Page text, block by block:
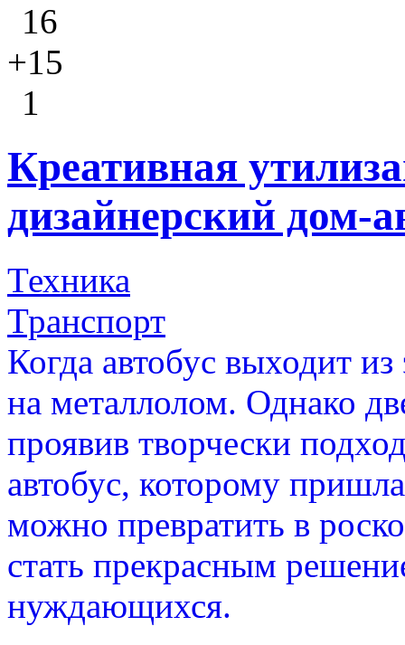
16
+15
1
Креативная
дизайнерский дом-
Техника
Транспорт
Когда автобус выходит
на металлолом. Однако
проявив творчески
автобус, которому
можно превратить в
стать прекрасным
нуждающихся.